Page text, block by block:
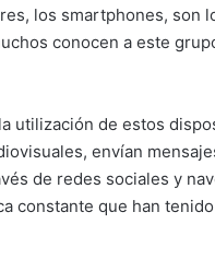
los smartphones, son
conocen a este
utilización de estos
envían
de redes sociales y
constante que han